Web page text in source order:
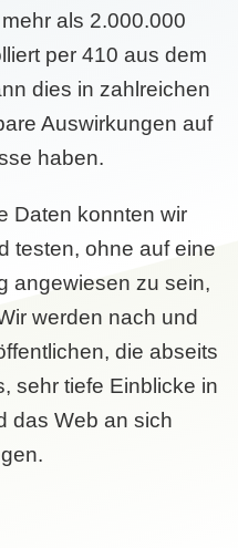
als 2.000.000
per 410 aus dem
dies in zahlreichen
Auswirkungen auf
haben.
Daten konnten wir
testen, ohne auf eine
angewiesen zu sein,
werden nach und
die abseits
sehr tiefe Einblicke in
das Web an sich